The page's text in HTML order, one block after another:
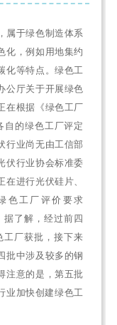
属于绿色制造体系
化，例如用地集约
化等特点。绿色工
公厅关于开展绿色
在根据《绿色工厂
自的绿色工厂评定
行业尚无由工信部
伏行业协会标准委
进行光伏硅片、
色工厂评价要求
据了解，经过前四
工厂获批，接下来
批中涉及较多的钢
注意的是，第五批
业加快创建绿色工